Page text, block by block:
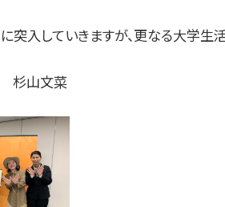
突入していきますが、更なる大学生
杉山文菜